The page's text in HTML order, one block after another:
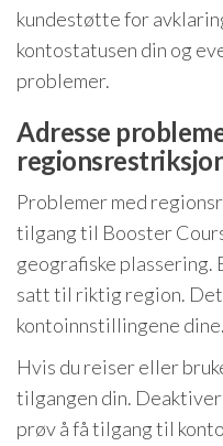
kundestøtte for
kontostatusen din og
problemer.
Adresse
Problemer med
tilgang til Booster
geografiske
satt til riktig region.
kontoinnstillingene dine.
Hvis du reiser eller
tilgangen din.
prøv å få tilgang til